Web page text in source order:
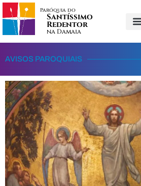
Paróquia do
Santíssimo
Redentor
na Damaia
AVISOS PAROQUIAIS